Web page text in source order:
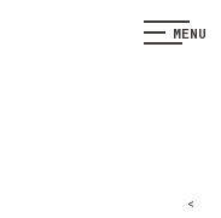
MENU
<